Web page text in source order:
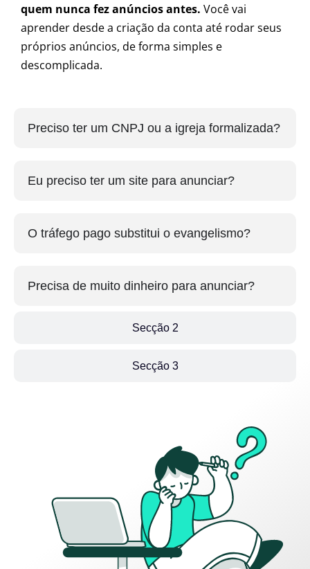
Secção 2
Secção 3
quem nunca fez anúncios antes. Você vai
aprender desde a criação da conta até rodar seus
próprios anúncios, de forma simples e
descomplicada.
Preciso ter um CNPJ ou a igreja formalizada?
Eu preciso ter um site para anunciar?
O tráfego pago substitui o evangelismo?
Precisa de muito dinheiro para anunciar?